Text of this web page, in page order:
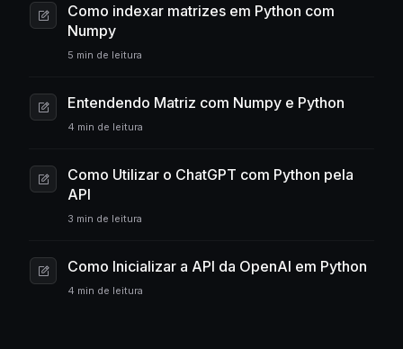
Como indexar matrizes em Python com
Numpy
5 min de leitura
Entendendo Matriz com Numpy e Python
4 min de leitura
Como Utilizar o ChatGPT com Python pela
API
3 min de leitura
Como Inicializar a API da OpenAI em Python
4 min de leitura